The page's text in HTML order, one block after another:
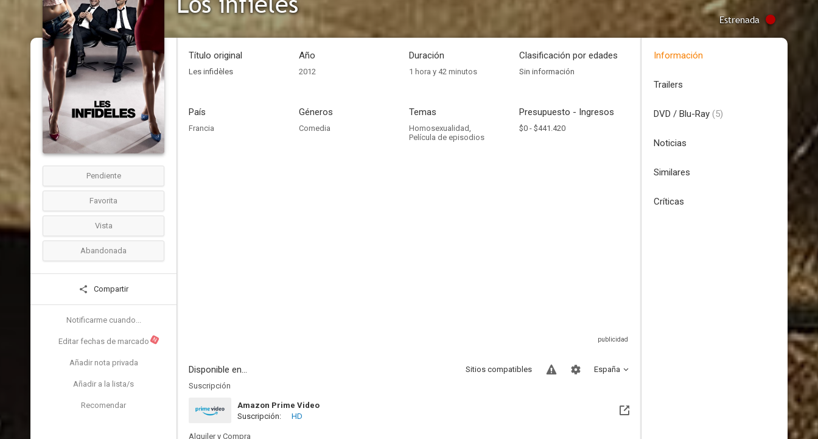
Estrenada
Pendiente
Favorita
Vista
Abandonada
Compartir
Notificarme cuando...
Editar fechas de marcado N
Añadir nota privada
Añadir a la lista/s
Recomendar
Título original
Les infidèles
Año
2012
Duración
1 hora y 42 minutos
Clasificación por edades
Sin información
País
Francia
Géneros
Comedia
Temas
Homosexualidad,
Película de episodios
Presupuesto - Ingresos
$0 - $441.420
Disponible en... España
Sitios compatibles
Suscripción
Amazon Prime Video
Suscripción:
HD
Alquiler y Compra
Información
Trailers
DVD / Blu-Ray (5)
Noticias
Similares
Críticas